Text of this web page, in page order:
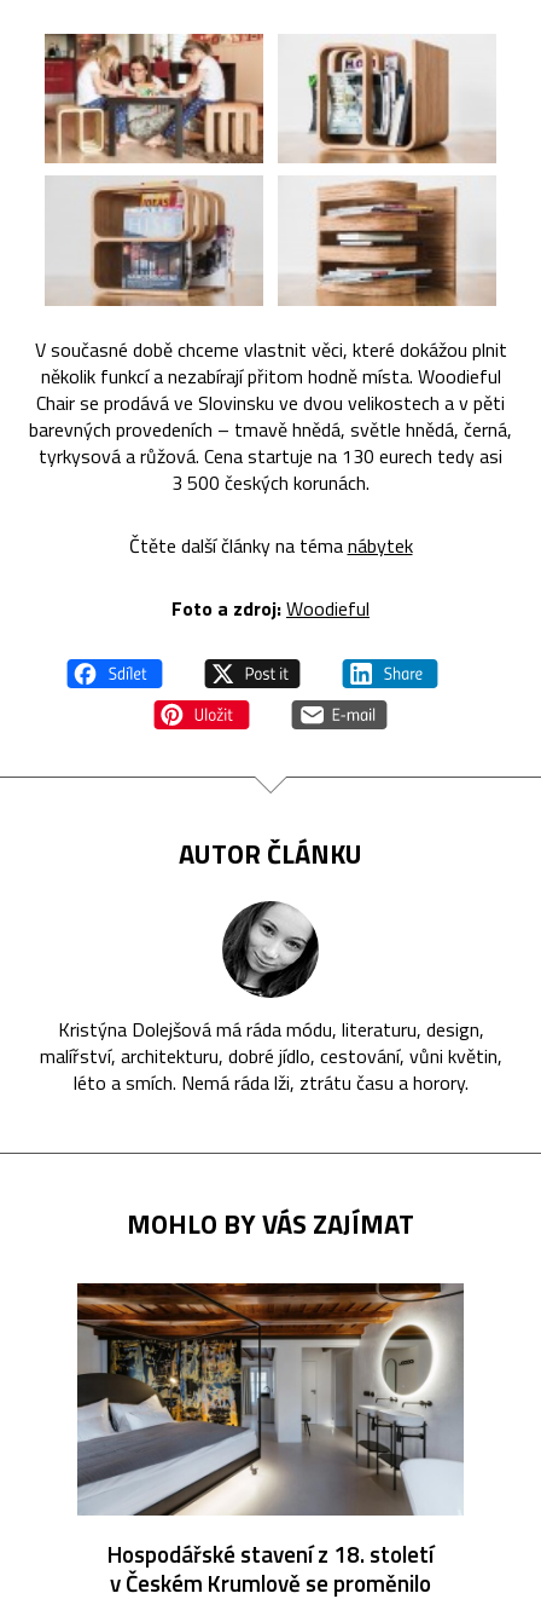
V současné době chceme vlastnit věci, které dokážou plnit
několik funkcí a nezabírají přitom hodně místa. Woodieful
Chair se prodává ve Slovinsku ve dvou velikostech a v pěti
barevných provedeních – tmavě hnědá, světle hnědá, černá,
tyrkysová a růžová. Cena startuje na 130 eurech tedy asi
3 500 českých korunách.
Čtěte další články na témanábytek
Foto a zdroj:Woodieful
AUTOR ČLÁNKU
Kristýna Dolejšová má ráda módu, literaturu, design,
malířství, architekturu, dobré jídlo, cestování, vůni květin,
léto a smích. Nemá ráda lži, ztrátu času a horory.
MOHLO BY VÁS ZAJÍMAT
Hospodářské stavení z 18. století
v Českém Krumlově se proměnilo